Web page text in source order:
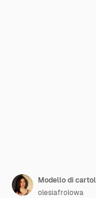
Modello di
olesiafrolowa